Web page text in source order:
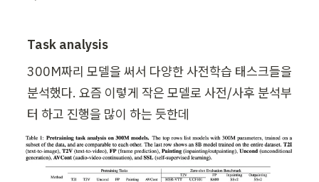
Task analysis
300M짜리 모델을 써서 다양한 사전학습 태스크들을
분석했다. 요즘 이렇게 작은 모델로 사전/사후 분석부
터 하고 진행을 많이 하는 듯한데